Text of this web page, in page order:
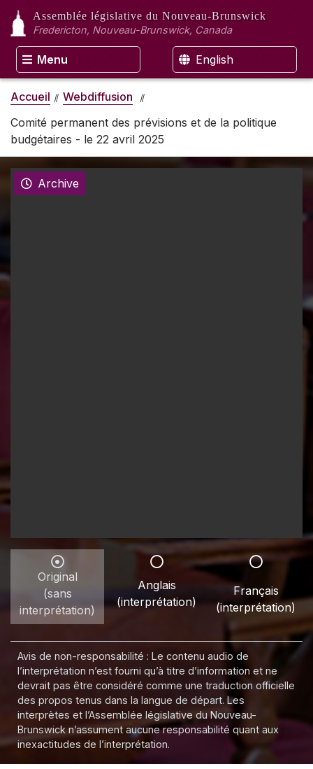
Assemblée législative du Nouveau-Brunswick
Fredericton, Nouveau-Brunswick, Canada
Menu English
Accueil
Webdiffusion
Comité permanent des prévisions et de la politique
budgétaires - le 22 avril 2025
Archive
Original
(sans
interprétation)
Anglais
(interprétation)
Français
(interprétation)
Avis de non-responsabilité : Le contenu audio de
l’interprétation n’est fourni qu’à titre d’information et ne
devrait pas être considéré comme une traduction officielle
des propos tenus dans la langue de départ. Les
interprètes et l’Assemblée législative du Nouveau-
Brunswick n’assument aucune responsabilité quant aux
inexactitudes de l’interprétation.